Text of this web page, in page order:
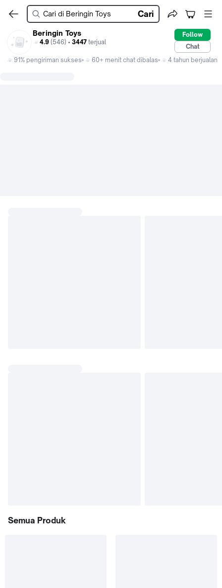
Cari
Beringin Toys
4.9 (546) • 3447 terjual
Follow
Chat
91% pengiriman sukses
60+ menit chat dibalas 4 tahun berjualan
Semua Produk